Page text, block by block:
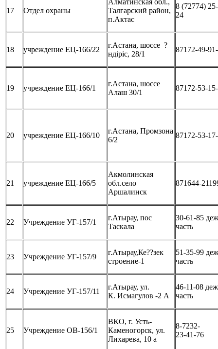
17 Отдел охраны
Талгарский район,
п.Актас
8 (72774)
24
18 учреждение ЕЦ-166/22
г.Астана, шоссе ?
ндіріс, 28/1
87172-49-
19 учреждение ЕЦ-166/1
г.Астана, шоссе
Алаш 30/1
87172-53-
20 учреждение ЕЦ-166/10
г.Астана, Промзона
6/2
87172-53-
21 учреждение ЕЦ-166/5
Акмолинская
обл.село
Аршалинск
871644-
22 Учреждение УГ-157/1
г.Атырау, пос
Таскала
30-61-85
часть
23 Учреждение УГ-157/9
г.Атырау,Ке??зек
строение-1
51-35-99
часть
24 Учреждение УГ-157/11
г.Атырау, ул.
К. Исмагулов -2 А
46-11-08
часть
25 Учреждение ОВ-156/1
ВКО, г. Усть-
Каменогорск, ул.
Лихарева, 10 а
8-7232-
23-41-76